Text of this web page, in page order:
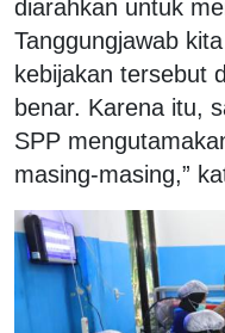
diarahkan untuk
Tanggungjawab
kebijakan tersebut
benar. Karena itu,
SPP
masing-masing,”